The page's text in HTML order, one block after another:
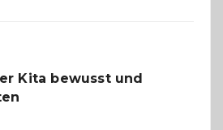
Kita bewusst und